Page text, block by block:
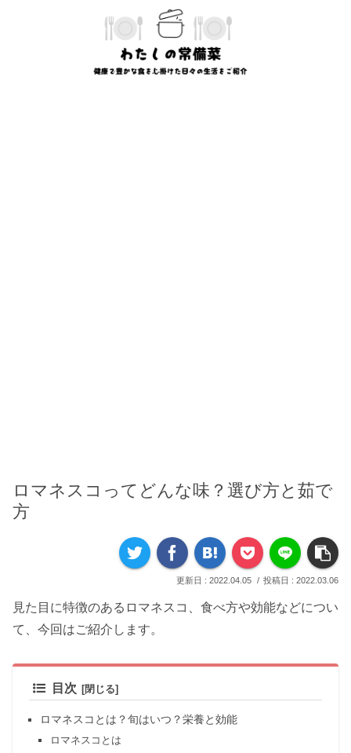
ロマネスコってどんな味？選び方と茹で
方
2022.04.05 2022.03.06
見た目に特徴のあるロマネスコ、食べ方や効能などについ
て、今回はご紹介します。
目次
ロマネスコとは？旬はいつ？栄養と効能
ロマネスコとは